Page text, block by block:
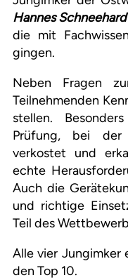
Hannes
die mit
gingen.
Neben Fragen
Teilnehmenden
stellen.
Prüfung, bei der
verkostet und
echte
Auch die
und richtige
Teil des
Alle vier Jungimker
den Top 10.